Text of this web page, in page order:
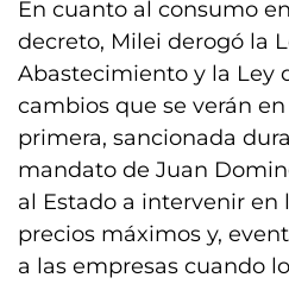
En cuanto al consumo
decreto, Milei derogó la
Abastecimiento y la Ley
cambios que se verán
primera, sancionada
mandato de Juan
al Estado a intervenir en
precios máximos y,
a las empresas cuando